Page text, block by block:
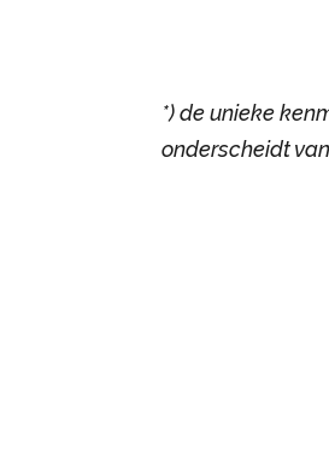
*) de unieke
onderscheidt